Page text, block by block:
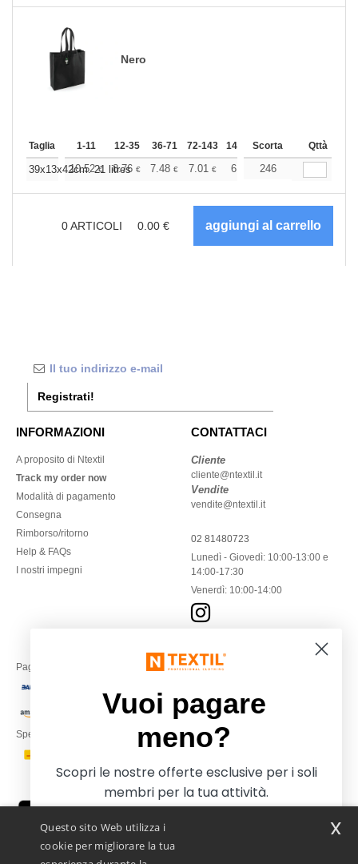
Nero
Taglia 1-11 12-35 36-71 72-143 144-287 288 + Altri
Scorta Qttà
39x13x42cm. 21 litres
10.52€ 8.76 € 7.48 € 7.01 € 6.66 6.61
246
0ARTICOLI 0.00 €
Registrati!
INFORMAZIONI
A proposito di Ntextil
Track my order now
Modalità di pagamento
Consegna
Rimborso/ritorno
Help & FAQs
I nostri impegni
CONTATTACI
Cliente
cliente@ntextil.it
Vendite
vendite@ntextil.it
02 81480723
Lunedì - Giovedì: 10:00-13:00 e
14:00-17:30
Venerdì: 10:00-14:00
Paga con
Spediamo con
Questo sito Web utilizza i
cookie per migliorare la tua
x
Vuoi pagare
meno?
Scopri le nostre offerte esclusive per i soli
membri per la tua attività.